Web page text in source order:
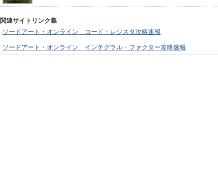
関連サイトリンク集
ソードアート・オンライン コード・レジスタ攻略速報
ソードアート・オンライン インテグラル・ファクター攻略速報